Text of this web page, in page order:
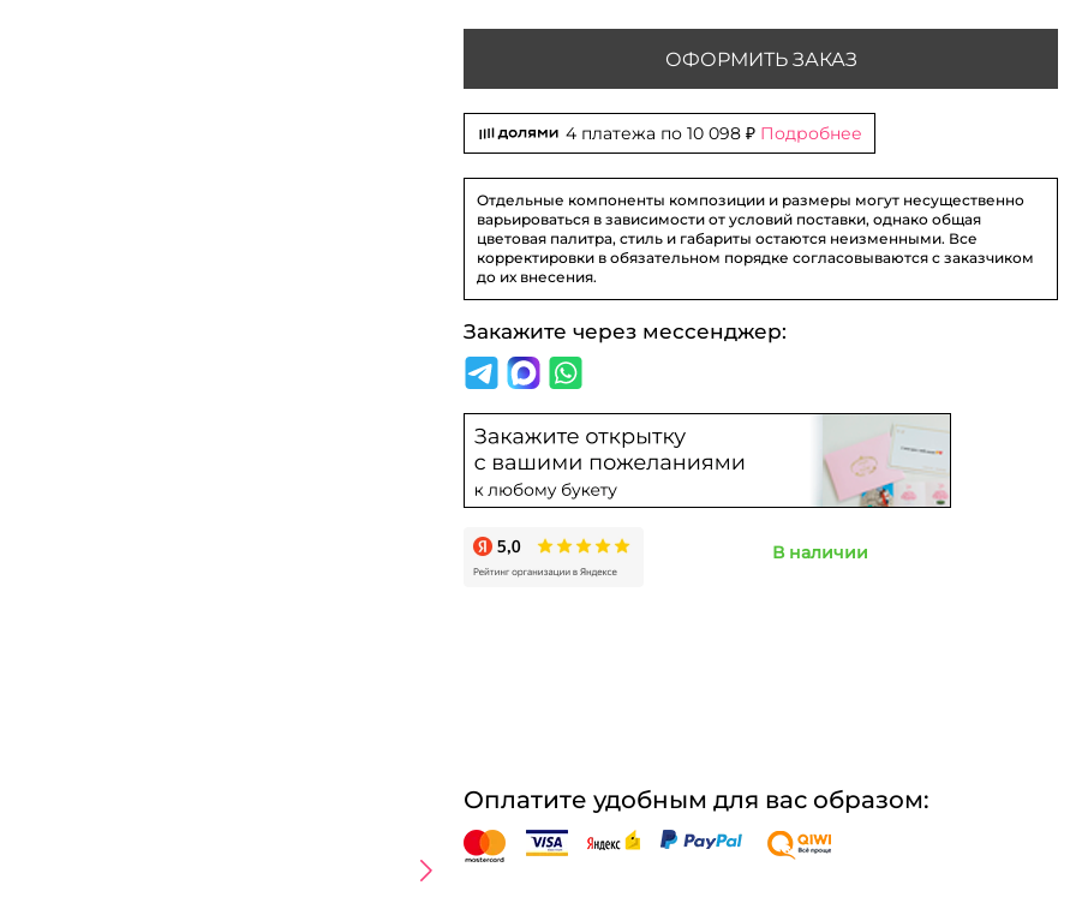
ОФОРМИТЬ ЗАКАЗ
4 платежа по10 098 ₽ Подробнее
Отдельные компоненты композиции и размеры могут несущественно
варьироваться в зависимости от условий поставки, однако общая
цветовая палитра, стиль и габариты остаются неизменными. Все
корректировки в обязательном порядке согласовываются с заказчиком
до их внесения.
Закажите через мессенджер:
В наличии
Оплатите удобным для вас образом: